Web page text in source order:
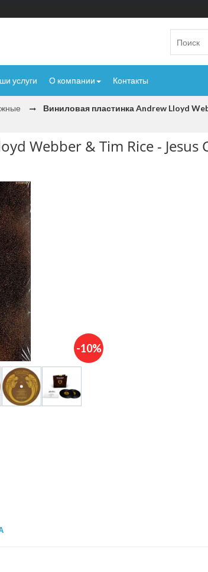
услуги О компании Контакты
Виниловая пластинка Andrew Lloyd
Webber & Tim Rice -
-10%